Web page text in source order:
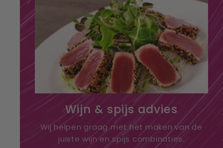
Wijn & spijs advies
Wij helpen graag met het maken van de
juiste wijn en spijs combinaties.